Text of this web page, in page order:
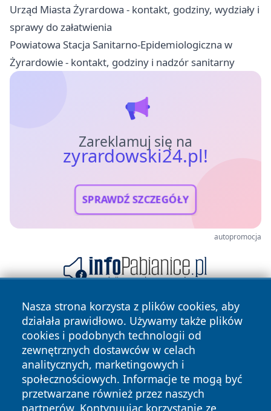
Urząd Miasta Żyrardowa - kontakt, godziny, wydziały i
sprawy do załatwienia
Powiatowa Stacja Sanitarno-Epidemiologiczna w
Żyrardowie - kontakt, godziny i nadzór sanitarny
Zareklamuj się na
zyrardowski24.pl!
SPRAWDŹ SZCZEGÓŁY
autopromocja
Nasza strona korzysta z plików cookies, aby
działała prawidłowo. Używamy także plików
cookies i podobnych technologii od
zewnętrznych dostawców w celach
analitycznych, marketingowych i
społecznościowych. Informacje te mogą być
przetwarzane również przez naszych
partnerów. Kontynuując korzystanie ze
Copyright © 2026 zyrardowski24.pl Wszystkie prawa
zastrzeżone.